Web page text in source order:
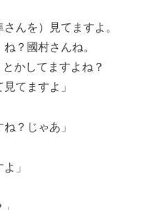
んを）見てますよ。
？國村さんね。
かしてますよね？
てますよ」
？じゃあ」
」